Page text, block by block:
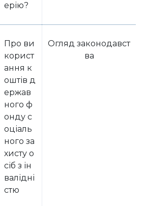
ерію?
Про ви
корист
ання к
оштів д
ержав
ного ф
онду с
оціаль
ного за
хисту о
сіб з ін
валідні
стю
Огляд законодавст
ва